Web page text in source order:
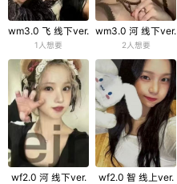
wm3.0 飞 线下ver.
1人想要
wm3.0 河 线下ver.
2人想要
wf2.0 河 线下ver. wf2.0 智 线上ver.